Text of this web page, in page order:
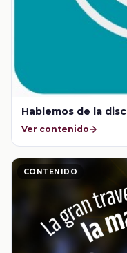
Hablemos de la
Ver contenido
CONTENIDO